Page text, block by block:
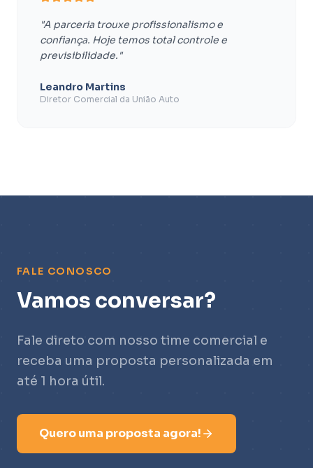
"A parceria trouxe profissionalismo e
confiança. Hoje temos total controle e
previsibilidade."
Leandro Martins
Diretor Comercial da União Auto
FALE CONOSCO
Vamos conversar?
Fale direto com nosso time comercial e
receba uma proposta personalizada em
até 1 hora útil.
Quero uma proposta agora!